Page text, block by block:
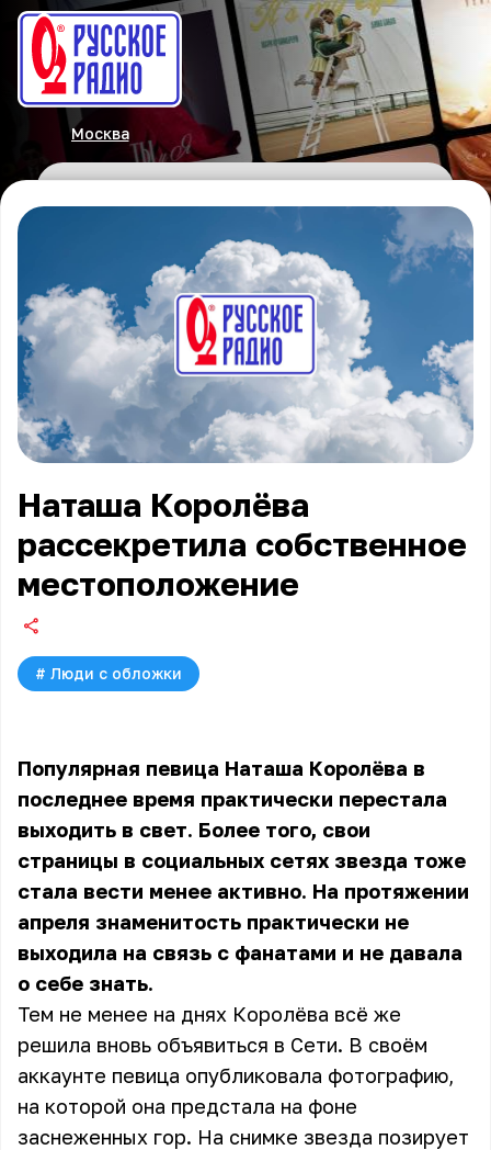
Москва
Наташа Королёва
рассекретила собственное
местоположение
# Люди с обложки
Популярная певица Наташа Королёва в
последнее время практически перестала
выходить в свет. Более того, свои
страницы в социальных сетях звезда тоже
стала вести менее активно. На протяжении
апреля знаменитость практически не
выходила на связь с фанатами и не давала
о себе знать.
Тем не менее на днях Королёва всё же
решила вновь объявиться в Сети. В своём
аккаунте певица опубликовала фотографию,
на которой она предстала на фоне
заснеженных гор. На снимке звезда позирует